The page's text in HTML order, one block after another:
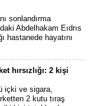
sonlandırma
Abdelhakam Eıdrıs
hastanede hayatını
hırsızlığı: 2 kişi
içki ve sigara,
2 kutu tıraş